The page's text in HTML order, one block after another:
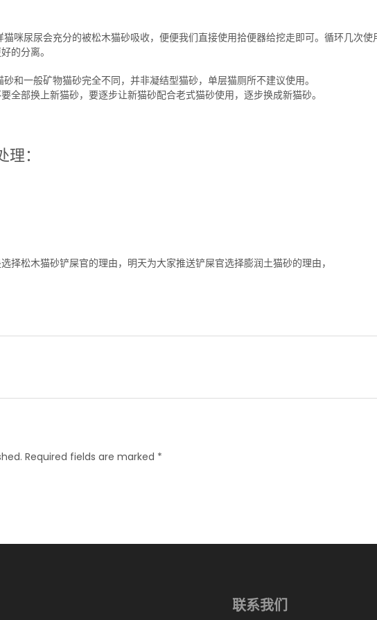
咪尿尿会充分的被松木猫砂吸收，便便我们直接使用拾便器给挖走即可。循环几次使
的分离。
和一般矿物猫砂完全不同，并非凝结型猫砂，单层猫厕所不建议使用。
全部换上新猫砂，要逐步让新猫砂配合老式猫砂使用，逐步换成新猫砂。
：
择松木猫砂铲屎官的理由，明天为大家推送铲屎官选择膨润土猫砂的理由，
Required fields are marked *
联系我们